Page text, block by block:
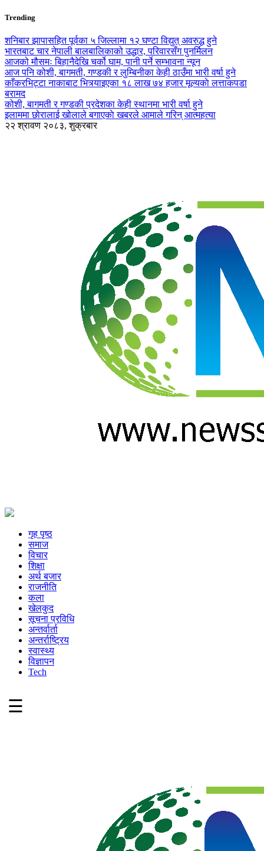
Trending
शनिबार झापासहित पूर्वका ५ जिल्लामा १२ घण्टा विद्युत् अवरुद्ध हुने
भारतबाट चार नेपाली बालबालिकाको उद्धार, परिवारसँग पुनर्मिलन
आजको मौसमः बिहानैदेखि चर्को घाम, पानी पर्ने सम्भावना न्यून
आज पनि कोशी, बागमती, गण्डकी र लुम्बिनीका केही ठाउँमा भारी वर्षा हुने
काँकरभिट्टा नाकाबाट भित्र्याइएका १८ लाख ७४ हजार मूल्यकाे लत्ताकपडा
बरामद
कोशी, बागमती र गण्डकी प्रदेशका केही स्थानमा भारी वर्षा हुने
इलाममा छोरालाई खोलाले बगाएकाे खबरले आमाले गरिन् आत्महत्या
२२ श्रावण २०८३, शुक्रबार
गृह पृष्ठ
समाज
विचार
शिक्षा
अर्थ बजार
राजनीति
कला
खेलकुद
सूचना प्रविधि
अन्तर्वार्ता
अन्तर्राष्ट्रिय
स्वास्थ्य
विज्ञापन
Tech
☰